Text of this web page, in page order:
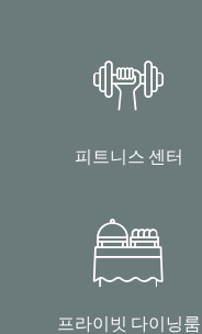
피트니스 센터
프라이빗 다이닝룸